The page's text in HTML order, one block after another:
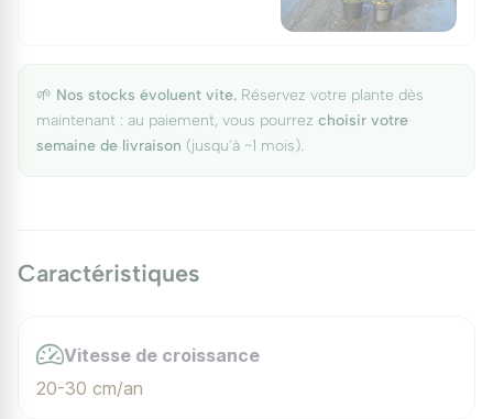
🌱 Nos stocks évoluent vite. Réservez votre plante dès
maintenant : au paiement, vous pourrez choisir votre
semaine de livraison (jusqu'à ~1 mois).
Caractéristiques
Vitesse de croissance
20-30 cm/an